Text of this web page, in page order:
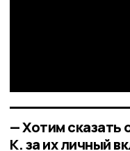
— Хотим сказать
К. за их личный